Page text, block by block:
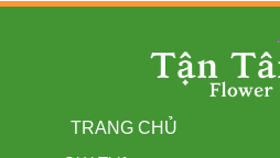
TRANG CHỦ